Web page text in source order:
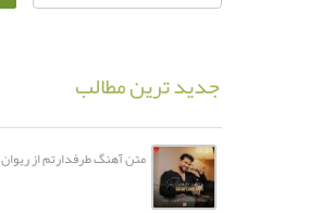
جدید ترین مطالب
متن آهنگ طرفدارتم از ریوان